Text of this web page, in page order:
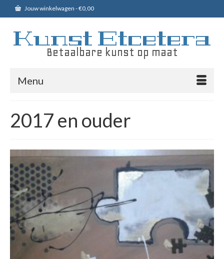
Jouw winkelwagen -€0,00
Kunst Etcetera
Betaalbare kunst op maat
Menu
2017 en ouder